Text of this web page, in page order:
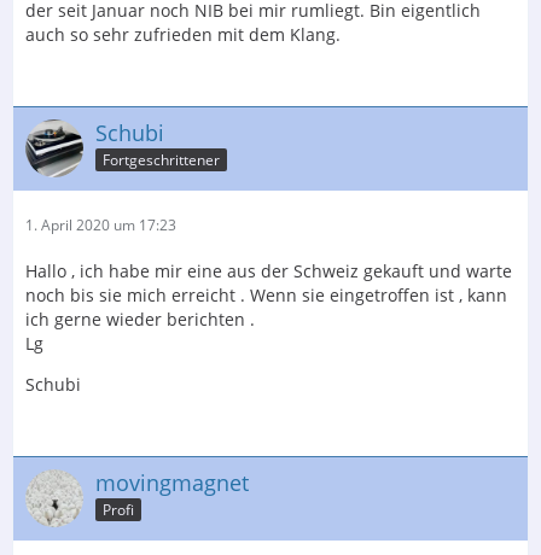
der seit Januar noch NIB bei mir rumliegt. Bin eigentlich
auch so sehr zufrieden mit dem Klang.
Schubi
Fortgeschrittener
1. April 2020 um 17:23
Hallo , ich habe mir eine aus der Schweiz gekauft und warte
noch bis sie mich erreicht . Wenn sie eingetroffen ist , kann
ich gerne wieder berichten .
Lg
Schubi
movingmagnet
Profi